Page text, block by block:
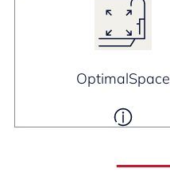
OptimalSpace